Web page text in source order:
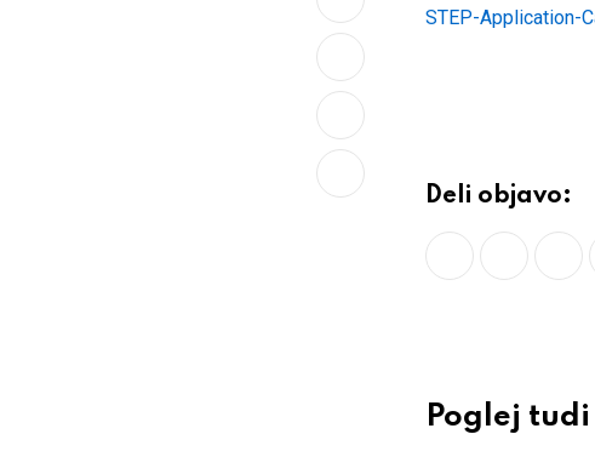
LinkedIn
Whatsapp
Print
Share
STEP-Application-
Deli objavo:
Poglej tudi